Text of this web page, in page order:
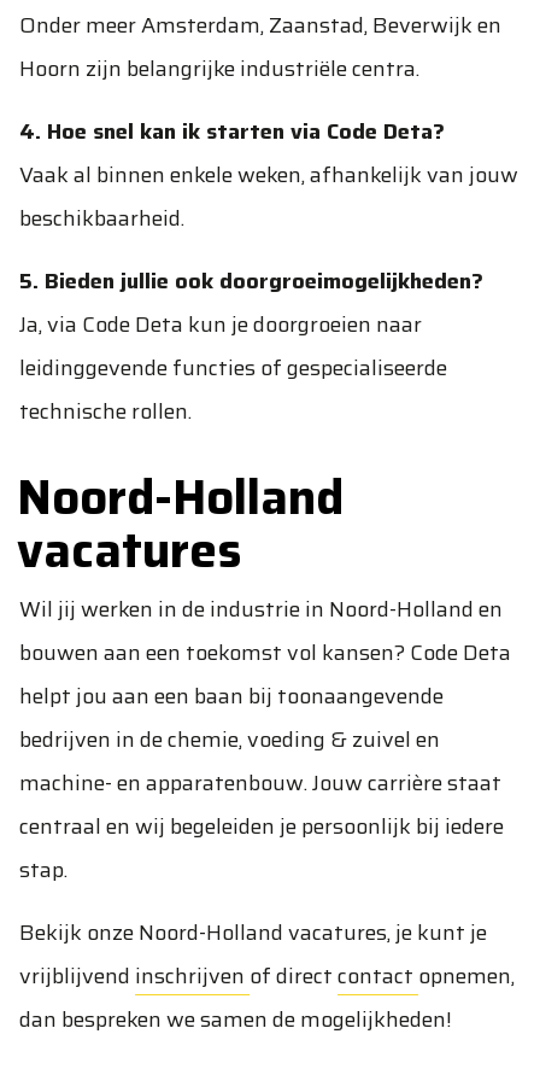
Onder meer Amsterdam, Zaanstad, Beverwijk en
Hoorn zijn belangrijke industriële centra.
4. Hoe snel kan ik starten via Code Deta?
Vaak al binnen enkele weken, afhankelijk van jouw
beschikbaarheid.
5. Bieden jullie ook doorgroeimogelijkheden?
Ja, via Code Deta kun je doorgroeien naar
leidinggevende functies of gespecialiseerde
technische rollen.
Noord-Holland
vacatures
Wil jij werken in de industrie in Noord-Holland en
bouwen aan een toekomst vol kansen? Code Deta
helpt jou aan een baan bij toonaangevende
bedrijven in de chemie, voeding & zuivel en
machine- en apparatenbouw. Jouw carrière staat
centraal en wij begeleiden je persoonlijk bij iedere
stap.
Bekijk onze Noord-Holland vacatures, je kunt je
vrijblijvend inschrijven of directcontact opnemen,
dan bespreken we samen de mogelijkheden!